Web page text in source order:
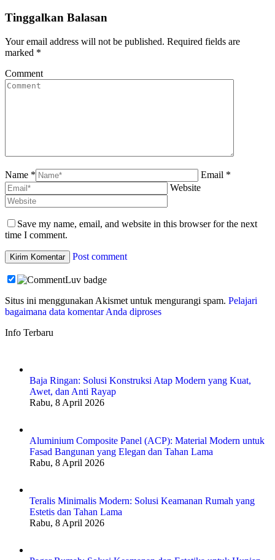
Tinggalkan Balasan
Your email address will not be published. Required fields are
marked *
Comment
Name *
Email *
Website
Save my name, email, and website in this browser for the next
time I comment.
Post comment
Situs ini menggunakan Akismet untuk mengurangi spam. Pelajari
bagaimana data komentar Anda diproses
Info Terbaru
Baja Ringan: Solusi Konstruksi Atap Modern yang Kuat,
Awet, dan Anti Rayap
Rabu, 8 April 2026
Aluminium Composite Panel (ACP): Material Modern untuk
Fasad Bangunan yang Elegan dan Tahan Lama
Rabu, 8 April 2026
Teralis Minimalis Modern: Solusi Keamanan Rumah yang
Estetis dan Tahan Lama
Rabu, 8 April 2026